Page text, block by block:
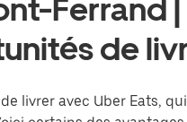
Ferrand
de
livrer avec Uber Eats,